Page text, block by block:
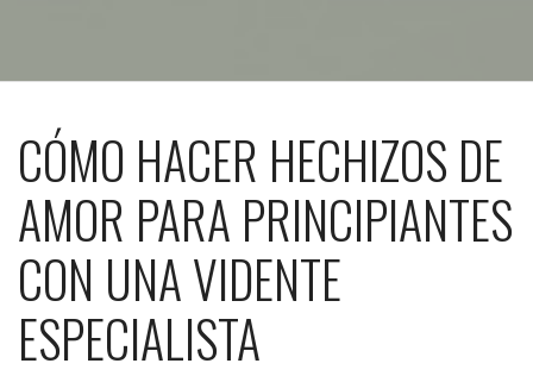
CÓMO HACER HECHIZOS DE
AMOR PARA PRINCIPIANTES
CON UNA VIDENTE
ESPECIALISTA